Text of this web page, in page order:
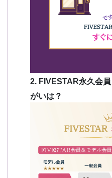
2. FIVESTAR永久会
がいは？